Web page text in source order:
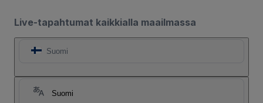
Live-tapahtumat kaikkialla maailmassa
Suomi
Suomi